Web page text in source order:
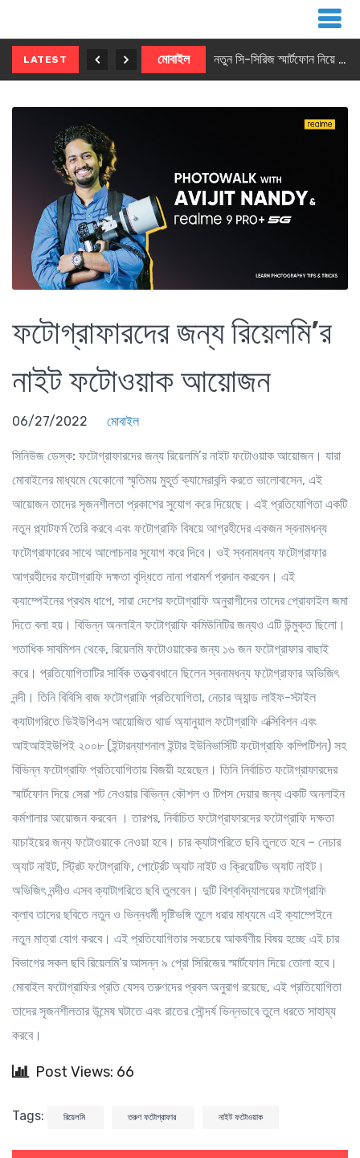
LATEST মোবাইল নতুন সি-সিরিজ স্মার্টফোন নিয়ে আসছে রিয়েলমি
ফটোগ্রাফারদের জন্য রিয়েলমি’র
নাইট ফটোওয়াক আয়োজন
06/27/2022 মোবাইল
সিনিউজ ডেস্ক: ফটোগ্রাফারদের জন্য রিয়েলমি’র নাইট ফটোওয়াক আয়োজন। যারা
মোবাইলের মাধ্যমে যেকোনো স্মৃতিময় মুহূর্ত ক্যামেরাবন্দি করতে ভালোবাসেন, এই
আয়োজন তাদের সৃজনশীলতা প্রকাশের সুযোগ করে দিয়েছে। এই প্রতিযোগিতা একটি
নতুন প্ল্যাটফর্ম তৈরি করবে এবং ফটোগ্রাফি বিষয়ে আগ্রহীদের একজন স্বনামধন্য
ফটোগ্রাফারের সাথে আলোচনার সুযোগ করে দিবে। ওই স্বনামধন্য ফটোগ্রাফার
আগ্রহীদের ফটোগ্রাফি দক্ষতা বৃদ্ধিতে নানা পরামর্শ প্রদান করবেন। এই
ক্যাম্পেইনের প্রথম ধাপে, সারা দেশের ফটোগ্রাফি অনুরাগীদের তাদের প্রোফাইল জমা
দিতে বলা হয়। বিভিন্ন অনলাইন ফটোগ্রাফি কমিউনিটির জন্যও এটি উন্মুক্ত ছিলো।
শতাধিক সাবমিশন থেকে, রিয়েলমি ফটোওয়াকের জন্য ১৬ জন ফটোগ্রাফার বাছাই
করে। প্রতিযোগিতাটির সার্বিক তত্ত্বাবধানে ছিলেন স্বনামধন্য ফটোগ্রাফার অভিজিৎ
নন্দী। তিনি বিবিসি বাজ ফটোগ্রাফি প্রতিযোগিতা, নেচার অ্যান্ড লাইফ-স্টাইল
ক্যাটাগরিতে ডিইউপিএস আয়োজিত থার্ড অ্যানুয়াল ফটোগ্রাফি এক্সিবিশন এবং
আইআইইউপিই ২০০৮ (ইন্টারন্যাশনাল ইন্টার ইউনিভার্সিটি ফটোগ্রাফি কম্পিটিশন) সহ
বিভিন্ন ফটোগ্রাফি প্রতিযোগিতায় বিজয়ী হয়েছেন। তিনি নির্বাচিত ফটোগ্রাফারদের
স্মার্টফোন দিয়ে সেরা শট নেওয়ার বিভিন্ন কৌশল ও টিপস দেয়ার জন্য একটি অনলাইন
কর্মশালার আয়োজন করবেন । তারপর, নির্বাচিত ফটোগ্রাফারদের ফটোগ্রাফি দক্ষতা
যাচাইয়ের জন্য ফটোওয়াকে নেওয়া হবে। চার ক্যাটাগরিতে ছবি তুলতে হবে – নেচার
অ্যাট নাইট, স্ট্রিট ফটোগ্রাফি, পোর্ট্রেট অ্যাট নাইট ও ক্রিয়েটিভ অ্যাট নাইট।
অভিজিৎ নন্দীও এসব ক্যাটাগরিতে ছবি তুলবেন। দুটি বিশ্ববিদ্যালয়ের ফটোগ্রাফি
ক্লাব তাদের ছবিতে নতুন ও ভিন্নধর্মী দৃষ্টিভঙ্গি তুলে ধরার মাধ্যমে এই ক্যাম্পেইনে
নতুন মাত্রা যোগ করবে। এই প্রতিযোগিতার সবচেয়ে আকর্ষণীয় বিষয় হচ্ছে এই চার
বিভাগের সকল ছবি রিয়েলমি’র আসন্ন ৯ প্রো সিরিজের স্মার্টফোন দিয়ে তোলা হবে।
মোবাইল ফটোগ্রাফির প্রতি যেসব তরুণদের প্রবল অনুরাগ রয়েছে, এই প্রতিযোগিতা
তাদের সৃজনশীলতার উন্মেষ ঘটাতে এবং রাতের সৌন্দর্য ভিন্নভাবে তুলে ধরতে সাহায্য
করবে।
Post Views: 66
Tags: রিয়েলমি তরুণ ফটোগ্রাফার নাইট ফটোওয়াক